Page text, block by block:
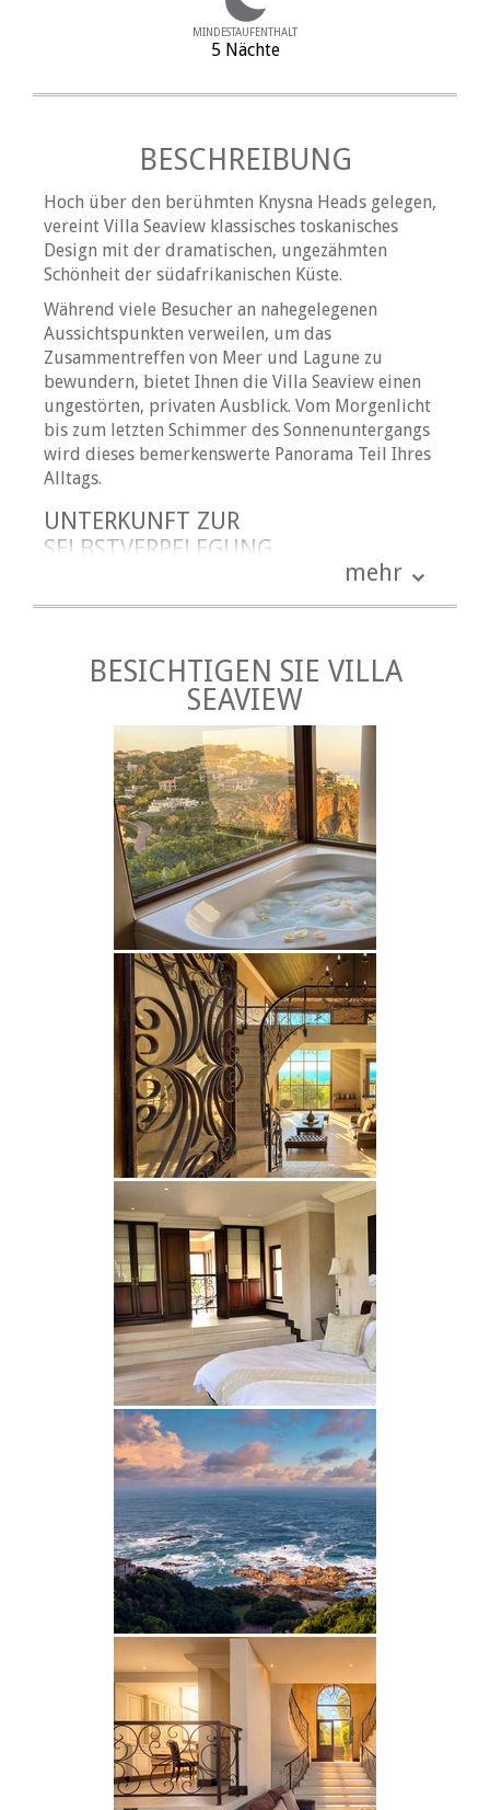
MINDESTAUFENTHALT
5 Nächte
BESCHREIBUNG
Hoch über den berühmten Knysna Heads gelegen,
vereint Villa Seaview klassisches toskanisches
Design mit der dramatischen, ungezähmten
Schönheit der südafrikanischen Küste.
Während viele Besucher an nahegelegenen
Aussichtspunkten verweilen, um das
Zusammentreffen von Meer und Lagune zu
bewundern, bietet Ihnen die Villa Seaview einen
ungestörten, privaten Ausblick. Vom Morgenlicht
bis zum letzten Schimmer des Sonnenuntergangs
wird dieses bemerkenswerte Panorama Teil Ihres
Alltags.
UNTERKUNFT ZUR
SELBSTVERPFLEGUNG
Die Villa Seaview bietet bequem Platz für acht bis
zehn Gäste und ist somit eine ausgezeichnete Wahl
Golfreisende, die die Garden Route erkunden.
Das Haus verfügt über fünf geräumige,
lichtdurchflutete Schlafzimmer sowie vier stilvoll
eingerichtete Badezimmer. Ein Schlafzimmer ist
mit einem Queensize-Bett, ein weiteres mit einem
Etagenbett und die übrigen Schlafzimmer jeweils
mit Kingsize-Betten ausgestattet. Die Badezimmer
verfügen über Badewanne und Dusche, wobei
eines der Badezimmer mit einer Badewanne
ausgestattet ist, die einen atemberaubenden
Meerblick bietet.
Gästen stehen mehrere elegante Lounge-Bereiche
sowie großzügige Essbereiche im Innen- und
Außenbereich zur Verfügung, die zum
entspannten Beisammensein einladen. Die voll
ausgestattete Küche macht die Zubereitung von
Mahlzeiten für Gruppen sowohl praktisch als auch
angenehm.
Die Raumaufteilung ist sorgfältig durchdacht und
bietet ein ausgewogenes Verhältnis zwischen
Gemeinschaftsleben und privatem Rückzug, sodass
Gäste sich sowohl gemütlich treffen als auch in
Ruhe entspannen können.
Ein besonderes Highlight der Villa Seaview ist der
beheizte Außenpool mit einer angenehmen
Temperatur von bis zu 30 °C, der ganzjährig
Badespaß mit ungestörtem Blick auf den Indischen
Ozean bietet.
LAGE & SEHENSWÜRDIGKEITEN
Die Villa Seaview liegt ideal oberhalb der Knysna
Heads und bietet Gästen bequemen Zugang zu den
beliebten Attraktionen der Stadt, darunter
Boutiquen, Restaurants am Wasser und malerische
Küstenwanderwege. Die Umgebung bietet eine
Vielzahl von Outdoor-Aktivitäten wie Golfen,
Lagunenfahrten und Strandausflüge, während die
weitere Garden Route mit ihren Wäldern,
Naturschutzgebieten und charmanten
Küstenstädten zu Erkundungen einlädt.
mehr
BESICHTIGEN SIE VILLA
SEAVIEW